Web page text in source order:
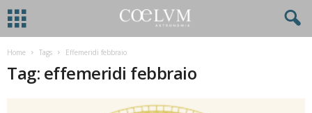
Home Tags Effemeridi febbraio
Tag: effemeridi febbraio